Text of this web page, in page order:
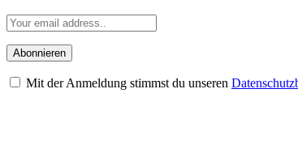
Mit der Anmeldung stimmst du unseren